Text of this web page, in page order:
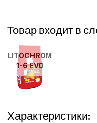
Товар входит в
LITOCHROM
1-6 EVO
Характеристики: